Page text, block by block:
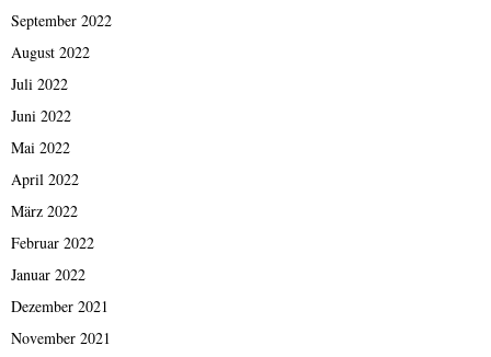
September 2022
August 2022
Juli 2022
Juni 2022
Mai 2022
April 2022
März 2022
Februar 2022
Januar 2022
Dezember 2021
November 2021